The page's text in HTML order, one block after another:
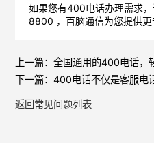
如果您有400电话办理需求
8800 ，百脑通信为您提供更
上一篇： 全国通用的400电话，
下一篇： 400电话不仅是客服电
返回常见问题列表